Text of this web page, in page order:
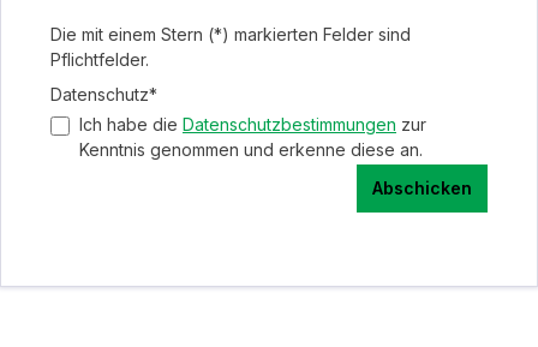
Die mit einem Stern (*) markierten Felder sind
Pflichtfelder.
Datenschutz*
Ich habe die Datenschutzbestimmungen zur
Kenntnis genommen und erkenne diese an.
Abschicken